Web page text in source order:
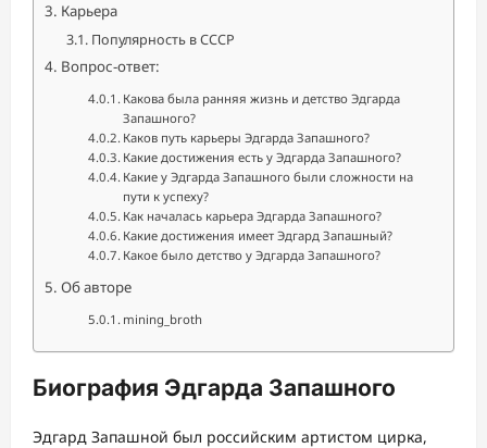
Карьера
Популярность в СССР
Вопрос-ответ:
Какова была ранняя жизнь и детство Эдгарда
Запашного?
Каков путь карьеры Эдгарда Запашного?
Какие достижения есть у Эдгарда Запашного?
Какие у Эдгарда Запашного были сложности на
пути к успеху?
Как началась карьера Эдгарда Запашного?
Какие достижения имеет Эдгард Запашный?
Какое было детство у Эдгарда Запашного?
Об авторе
mining_broth
Биография Эдгарда Запашного
Эдгард Запашной был российским артистом цирка,